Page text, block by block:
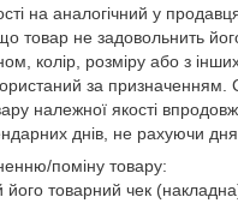
на аналогічний у
товар не задовольнить
колір, розміру або з
за призначенням.
належної якості впродовж
днів, не рахуючи дня
поміну товару:
товарний чек